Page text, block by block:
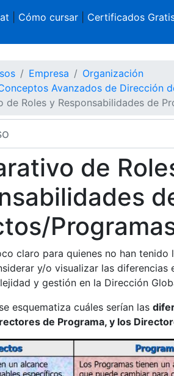
Cómo cursar| Certificados
Empresa
Organización
Avanzados de Dirección
de Roles y Responsabilidades de
de
claro para quienes no han
y/o visualizar las
y gestión en la Dirección
esquematiza cuáles serían las
de Programa, y los